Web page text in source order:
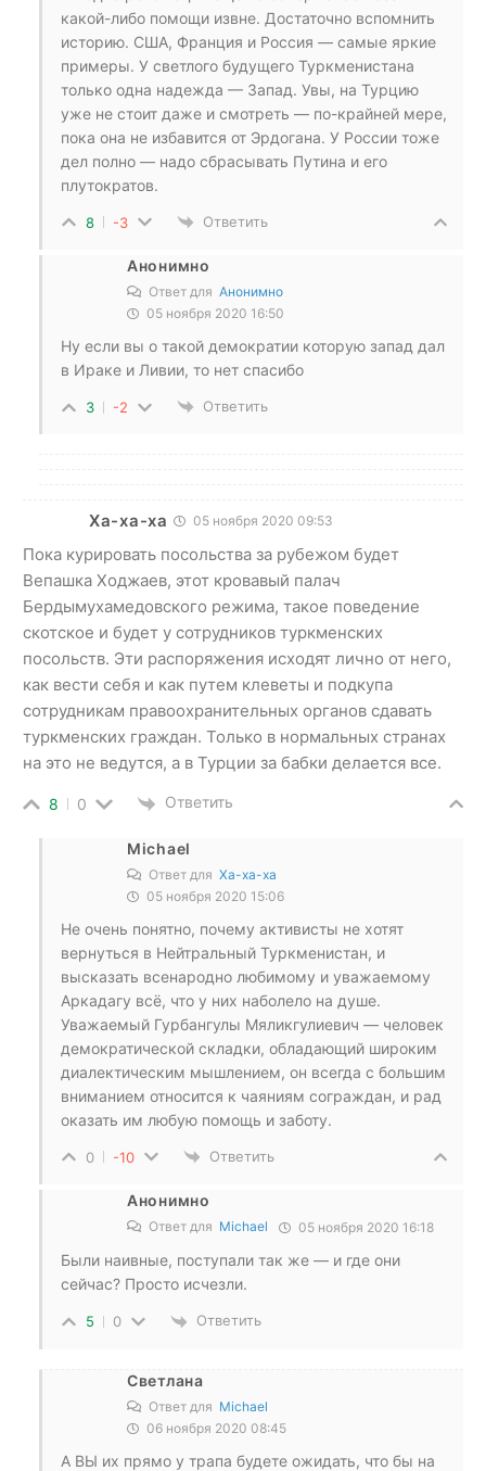
какой-либо помощи извне. Достаточно вспомнить
историю. США, Франция и Россия — самые яркие
примеры. У светлого будущего Туркменистана
только одна надежда — Запад. Увы, на Турцию
уже не стоит даже и смотреть — по-крайней мере,
пока она не избавится от Эрдогана. У России тоже
дел полно — надо сбрасывать Путина и его
плутократов.
8 -3 Ответить
Анонимно
Ответ для Анонимно
05 ноября 2020 16:50
Ну если вы о такой демократии которую запад дал
в Ираке и Ливии, то нет спасибо
3 -2 Ответить
Ха-ха-ха 05 ноября 2020 09:53
Пока курировать посольства за рубежом будет
Вепашка Ходжаев, этот кровавый палач
Бердымухамедовского режима, такое поведение
скотское и будет у сотрудников туркменских
посольств. Эти распоряжения исходят лично от него,
как вести себя и как путем клеветы и подкупа
сотрудникам правоохранительных органов сдавать
туркменских граждан. Только в нормальных странах
на это не ведутся, а в Турции за бабки делается все.
8 0 Ответить
Michael
Ответ для Ха-ха-ха
05 ноября 2020 15:06
Не очень понятно, почему активисты не хотят
вернуться в Нейтральный Туркменистан, и
высказать всенародно любимому и уважаемому
Аркадагу всё, что у них наболело на душе.
Уважаемый Гурбангулы Мяликгулиевич — человек
демократической складки, обладающий широким
диалектическим мышлением, он всегда с большим
вниманием относится к чаяниям сограждан, и рад
оказать им любую помощь и заботу.
0 -10 Ответить
Анонимно
Ответ для Michael 05 ноября 2020 16:18
Были наивные, поступали так же — и где они
сейчас? Просто исчезли.
5 0 Ответить
Светлана
Ответ для Michael
06 ноября 2020 08:45
А ВЫ их прямо у трапа будете ожидать, что бы на